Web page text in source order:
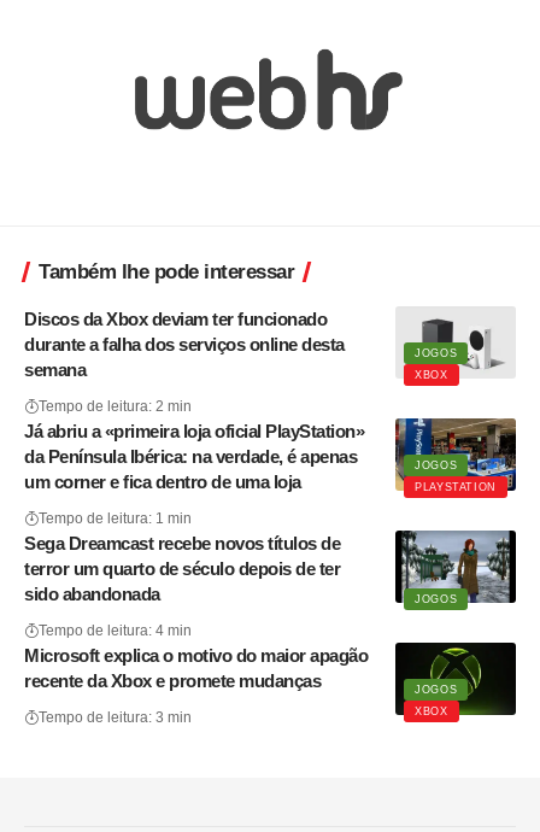
Também lhe pode interessar
JOGOS
XBOX
Discos da Xbox deviam ter funcionado
durante a falha dos serviços online desta
semana
Tempo de leitura: 2 min
JOGOS
PLAYSTATION
Já abriu a «primeira loja oficial PlayStation»
da Península Ibérica: na verdade, é apenas
um corner e fica dentro de uma loja
Tempo de leitura: 1 min
JOGOS
Sega Dreamcast recebe novos títulos de
terror um quarto de século depois de ter
sido abandonada
Tempo de leitura: 4 min
JOGOS
XBOX
Microsoft explica o motivo do maior apagão
recente da Xbox e promete mudanças
Tempo de leitura: 3 min